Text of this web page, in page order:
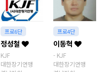
프로6단
정성철
KJF
대한장기연맹
프로4단
이동혁
- KJF
대한장기연맹